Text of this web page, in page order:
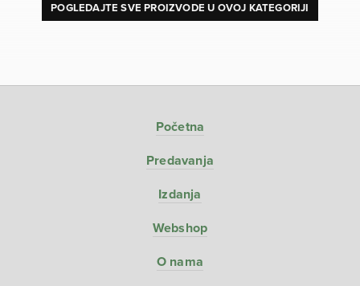
POGLEDAJTE SVE PROIZVODE U OVOJ KATEGORIJI
Početna
Predavanja
Izdanja
Webshop
O nama